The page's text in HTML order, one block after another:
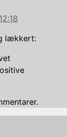
lækkert: